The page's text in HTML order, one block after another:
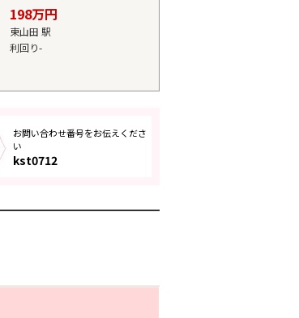
198万円
東山田 駅
利回り-
お問い合わせ番号をお伝えくださ
い
kst0712